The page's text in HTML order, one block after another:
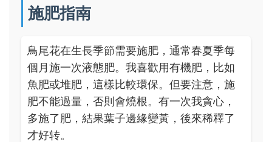
施肥指南
鳥尾花在生長季節需要施肥，通常春夏季每
個月施一次液態肥。我喜歡用有機肥，比如
魚肥或堆肥，這樣比較環保。但要注意，施
肥不能過量，否則會燒根。有一次我貪心，
多施了肥，結果葉子邊緣變黃，後來稀釋了
才好转。